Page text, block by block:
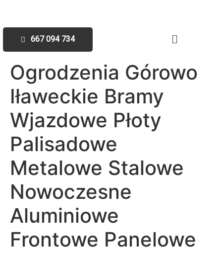
667 094 734
Ogrodzenia Górowo
Iławeckie Bramy
Wjazdowe Płoty
Palisadowe
Metalowe Stalowe
Nowoczesne
Aluminiowe
Frontowe Panelowe